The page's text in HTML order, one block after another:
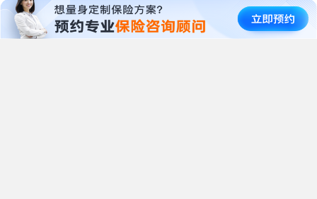
重疾险
达尔文2号，全能进化型的“5
好”重疾险来了！